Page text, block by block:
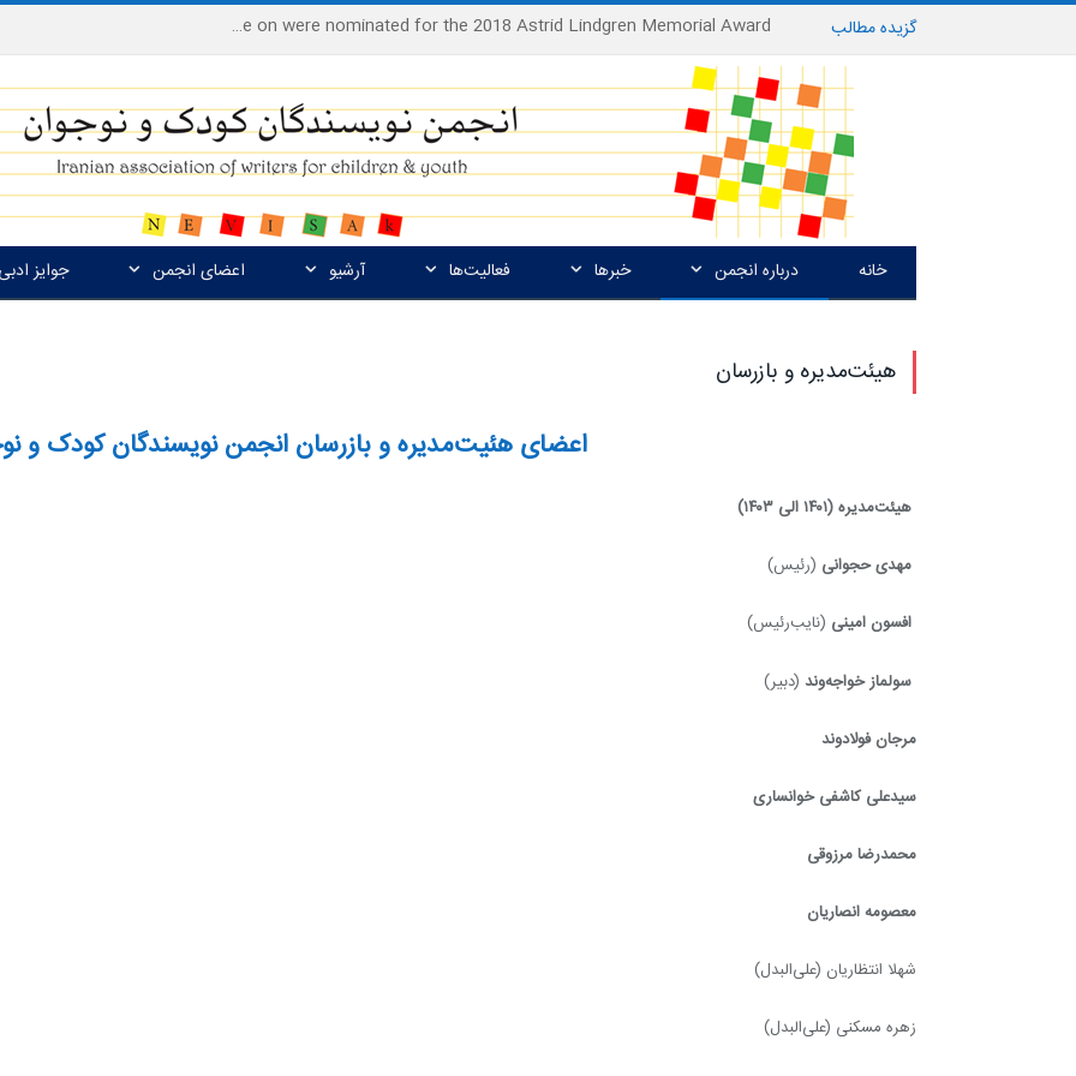
گزیدهمطالب Houshang Moradi Kermani and Research Institute of Children’s Literature on were nominated for the 2018 Astrid Lindgren Memorial Award
خانه درباره انجمن خبرها فعالیت‌ها آرشیو اعضای انجمن جوایز
هیئت‌مدیره و بازرسان
اعضای هئیت‌مدیره و بازرسان انجمن نویسندگان کودک و
هیئت‌مدیره(۱۴۰۱ الی ۱۴۰۳)
مهدی حجوانی (رئیس)
افسون امینی (نایب‌رئیس)
سولماز خواجه‌وند (دبیر)
مرجان فولادوند
سیدعلی کاشفی خوانساری
محمدرضا مرزوقی
معصومه انصاریان
شهلا انتظاریان (علی‌البدل)
زهره مسکنی (علی‌البدل)